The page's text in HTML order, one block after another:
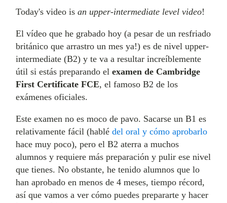
Today's video isan upper-intermediate level video!
El vídeo que he grabado hoy (a pesar de un resfriado
británico que arrastro un mes ya!) es de nivel upper-
intermediate (B2) y te va a resultar increíblemente
útil si estás preparando elexamen de Cambridge
First Certificate FCE, el famoso B2 de los
exámenes oficiales.
Este examen no es moco de pavo. Sacarse un B1 es
relativamente fácil (hablédel oral y cómo aprobarlo
hace muy poco), pero el B2 aterra a muchos
alumnos y requiere más preparación y pulir ese nivel
que tienes. No obstante, he tenido alumnos que lo
han aprobado en menos de 4 meses, tiempo récord,
así que vamos a ver cómo puedes prepararte y hacer